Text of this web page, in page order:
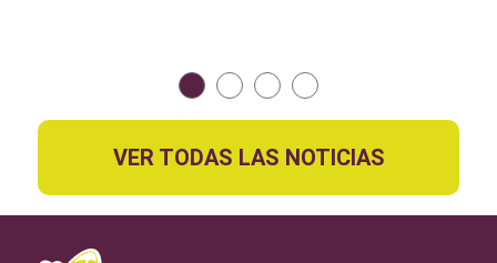
VER TODAS LAS NOTICIAS